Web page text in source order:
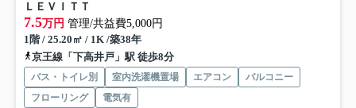
ＬＥＶＩＴＴ
7.5万円 管理/共益費5,000円
1階 / 25.20㎡ / 1K /築38年
京王線「下高井戸」駅 徒歩8分
バス・トイレ別 室内洗濯機置場 エアコン
バルコニー
フローリング
電気有